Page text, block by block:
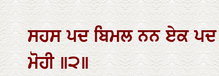
ਸਹਸਪਦਬਿਮਲਨਨਏਕ
ਮੋਹੀ॥੨॥